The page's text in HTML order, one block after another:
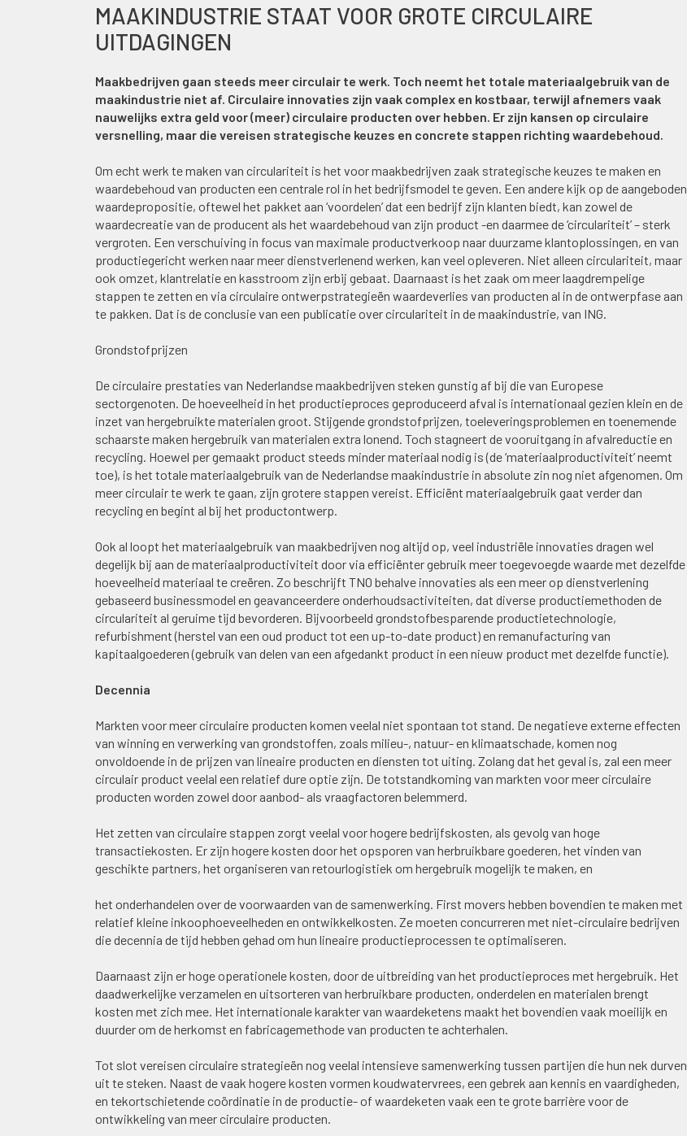
MAAKINDUSTRIE STAAT VOOR GROTE CIRCULAIRE
UITDAGINGEN
Maakbedrijven gaan steeds meer circulair te werk. Toch neemt het totale materiaalgebruik van de
maakindustrie niet af. Circulaire innovaties zijn vaak complex en kostbaar, terwijl afnemers vaak
nauwelijks extra geld voor (meer) circulaire producten over hebben. Er zijn kansen op circulaire
versnelling, maar die vereisen strategische keuzes en concrete stappen richting waardebehoud.
Om echt werk te maken van circulariteit is het voor maakbedrijven zaak strategische keuzes te maken en
waardebehoud van producten een centrale rol in het bedrijfsmodel te geven. Een andere kijk op de aangeboden
waardepropositie, oftewel het pakket aan ‘voordelen’ dat een bedrijf zijn klanten biedt, kan zowel de
waardecreatie van de producent als het waardebehoud van zijn product -en daarmee de ‘circulariteit’ – sterk
vergroten. Een verschuiving in focus van maximale productverkoop naar duurzame klantoplossingen, en van
productiegericht werken naar meer dienstverlenend werken, kan veel opleveren. Niet alleen circulariteit, maar
ook omzet, klantrelatie en kasstroom zijn erbij gebaat. Daarnaast is het zaak om meer laagdrempelige
stappen te zetten en via circulaire ontwerpstrategieën waardeverlies van producten al in de ontwerpfase aan
te pakken. Dat is de conclusie van een publicatie over circulariteit in de maakindustrie, van ING.
Grondstofprijzen
De circulaire prestaties van Nederlandse maakbedrijven steken gunstig af bij die van Europese
sectorgenoten. De hoeveelheid in het productieproces geproduceerd afval is internationaal gezien klein en de
inzet van hergebruikte materialen groot. Stijgende grondstofprijzen, toeleveringsproblemen en toenemende
schaarste maken hergebruik van materialen extra lonend. Toch stagneert de vooruitgang in afvalreductie en
recycling. Hoewel per gemaakt product steeds minder materiaal nodig is (de ‘materiaalproductiviteit’ neemt
toe), is het totale materiaalgebruik van de Nederlandse maakindustrie in absolute zin nog niet afgenomen. Om
meer circulair te werk te gaan, zijn grotere stappen vereist. Efficiënt materiaalgebruik gaat verder dan
recycling en begint al bij het productontwerp.
Ook al loopt het materiaalgebruik van maakbedrijven nog altijd op, veel industriële innovaties dragen wel
degelijk bij aan de materiaalproductiviteit door via efficiënter gebruik meer toegevoegde waarde met dezelfde
hoeveelheid materiaal te creëren. Zo beschrijft TNO behalve innovaties als een meer op dienstverlening
gebaseerd businessmodel en geavanceerdere onderhoudsactiviteiten, dat diverse productiemethoden de
circulariteit al geruime tijd bevorderen. Bijvoorbeeld grondstofbesparende productietechnologie,
refurbishment (herstel van een oud product tot een up-to-date product) en remanufacturing van
kapitaalgoederen (gebruik van delen van een afgedankt product in een nieuw product met dezelfde functie).
Decennia
Markten voor meer circulaire producten komen veelal niet spontaan tot stand. De negatieve externe effecten
van winning en verwerking van grondstoffen, zoals milieu-, natuur- en klimaatschade, komen nog
onvoldoende in de prijzen van lineaire producten en diensten tot uiting. Zolang dat het geval is, zal een meer
circulair product veelal een relatief dure optie zijn. De totstandkoming van markten voor meer circulaire
producten worden zowel door aanbod- als vraagfactoren belemmerd.
Het zetten van circulaire stappen zorgt veelal voor hogere bedrijfskosten, als gevolg van hoge
transactiekosten. Er zijn hogere kosten door het opsporen van herbruikbare goederen, het vinden van
geschikte partners, het organiseren van retourlogistiek om hergebruik mogelijk te maken, en
het onderhandelen over de voorwaarden van de samenwerking. First movers hebben bovendien te maken met
relatief kleine inkoophoeveelheden en ontwikkelkosten. Ze moeten concurreren met niet-circulaire bedrijven
die decennia de tijd hebben gehad om hun lineaire productieprocessen te optimaliseren.
Daarnaast zijn er hoge operationele kosten, door de uitbreiding van het productieproces met hergebruik. Het
daadwerkelijke verzamelen en uitsorteren van herbruikbare producten, onderdelen en materialen brengt
kosten met zich mee. Het internationale karakter van waardeketens maakt het bovendien vaak moeilijk en
duurder om de herkomst en fabricagemethode van producten te achterhalen.
Tot slot vereisen circulaire strategieën nog veelal intensieve samenwerking tussen partijen die hun nek durven
uit te steken. Naast de vaak hogere kosten vormen koudwatervrees, een gebrek aan kennis en vaardigheden,
en tekortschietende coördinatie in de productie- of waardeketen vaak een te grote barrière voor de
ontwikkeling van meer circulaire producten.